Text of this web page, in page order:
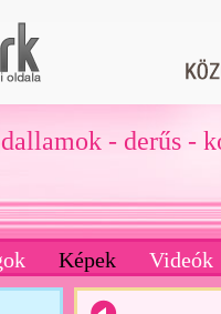
- derűs -
Képek Videók